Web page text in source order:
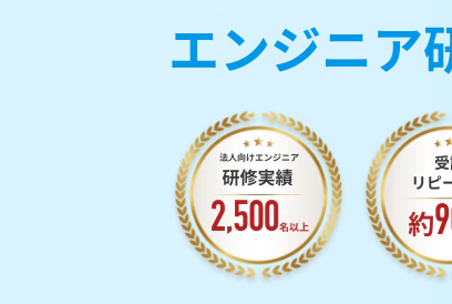
エンジニア